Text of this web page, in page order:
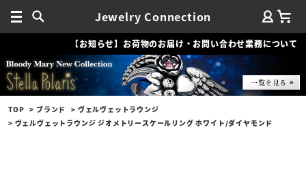
Jewelry Connection
【お知らせ】お荷物のお届け・お問い合わせ業務について
TOP ブランド
ヴェルヴェットラウンジ
ヴェルヴェットラウンジ ジオメトリースケールリング ホワイト/ダイヤモンド